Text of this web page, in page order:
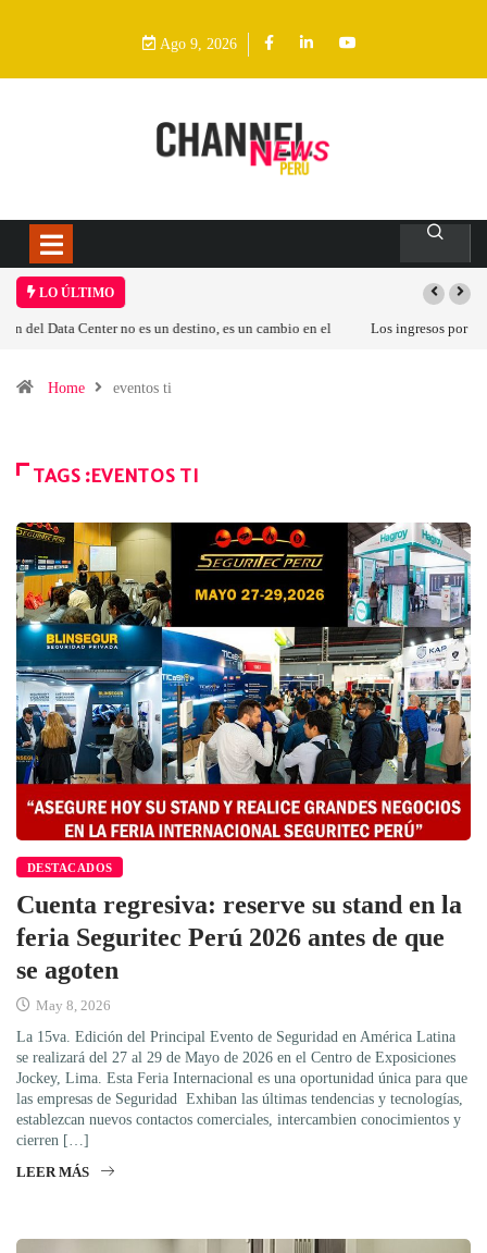
Ago 9, 2026
LO ÚLTIMO
Los ingresos por semiconductores aumentarán más de un 94 % en 2026
Home eventos ti
TAGS :EVENTOS TI
DESTACADOS
Cuenta regresiva: reserve su stand en la
feria Seguritec Perú 2026 antes de que
se agoten
May 8, 2026
La 15va. Edición del Principal Evento de Seguridad en América Latina
se realizará del 27 al 29 de Mayo de 2026 en el Centro de Exposiciones
Jockey, Lima. Esta Feria Internacional es una oportunidad única para que
las empresas de Seguridad Exhiban las últimas tendencias y tecnologías,
establezcan nuevos contactos comerciales, intercambien conocimientos y
cierren […]
LEER MÁS